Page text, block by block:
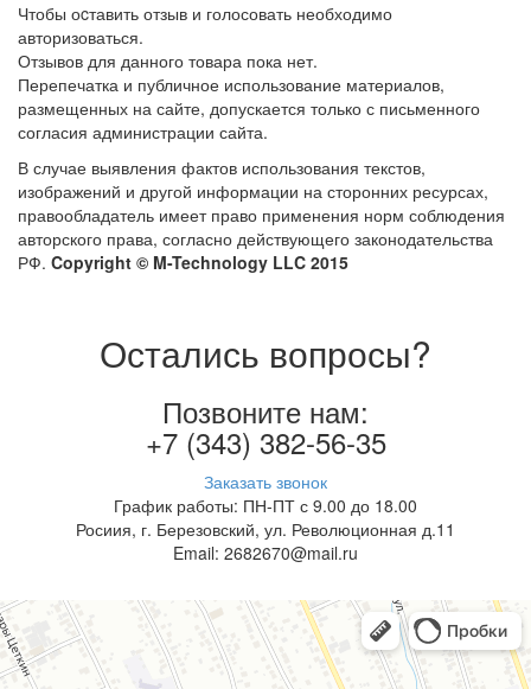
Чтобы оcтавить отзыв и голосовать необходимо
авторизоваться.
Отзывов для данного товара пока нет.
Перепечатка и публичное использование материалов,
размещенных на сайте, допускается только с письменного
согласия администрации сайта.
В случае выявления фактов использования текстов,
изображений и другой информации на сторонних ресурсах,
правообладатель имеет право применения норм соблюдения
авторского права, согласно действующего законодательства
РФ. Copyright © M-Technology LLC 2015
Остались вопросы?
Позвоните нам:
+7 (343) 382-56-35
Заказать звонок
График работы: ПН-ПТ с 9.00 до 18.00
Росиия, г. Березовский, ул. Революционная д.11
Email: 2682670@mail.ru